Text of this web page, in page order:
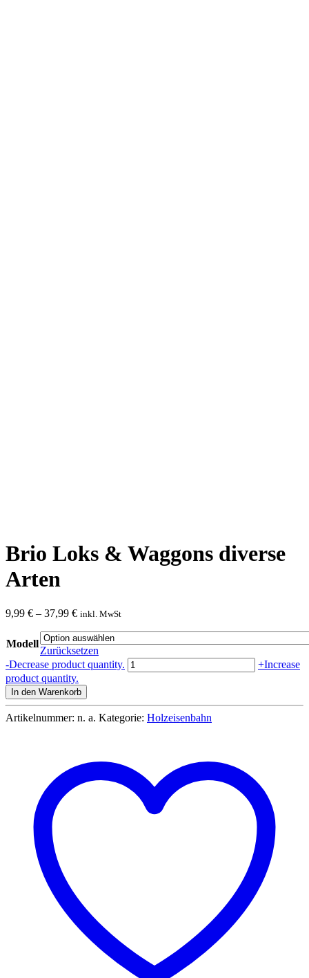
Brio Loks & Waggons diverse
Arten
9,99 € – 37,99 € inkl. MwSt
Modell
Zurücksetzen
-Decrease product quantity. Brio
Loks
diverse
Arten
+Increase
product quantity.
In den Warenkorb
Artikelnummer: n. a. Kategorie: Holzeisenbahn